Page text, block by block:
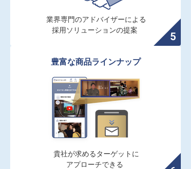
業界専門のアドバイザーによる
採用ソリューションの提案
豊富な商品ラインナップ
貴社が求めるターゲットに
アプローチできる